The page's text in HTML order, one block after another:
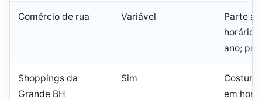
Comércio de rua Variável
Parte
horário
ano;
Shoppings da
Grande BH
Sim
em